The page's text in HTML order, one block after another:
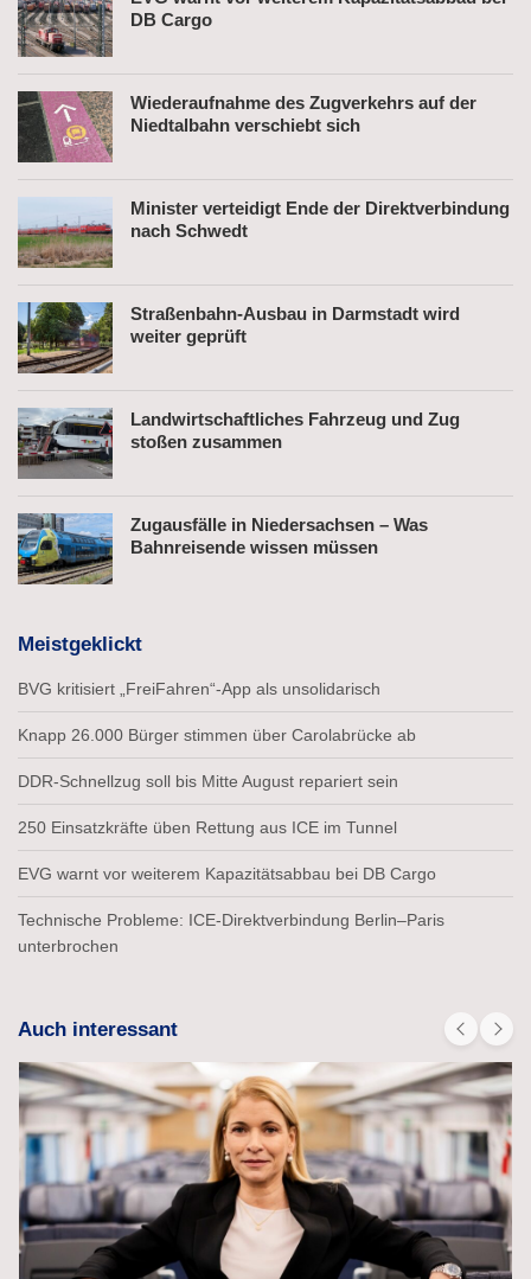
DB Cargo
Wiederaufnahme des Zugverkehrs auf der
Niedtalbahn verschiebt sich
Minister verteidigt Ende der Direktverbindung
nach Schwedt
Straßenbahn-Ausbau in Darmstadt wird
weiter geprüft
Landwirtschaftliches Fahrzeug und Zug
stoßen zusammen
Zugausfälle in Niedersachsen – Was
Bahnreisende wissen müssen
Meistgeklickt
BVG kritisiert „FreiFahren“-App als unsolidarisch
Knapp 26.000 Bürger stimmen über Carolabrücke ab
DDR-Schnellzug soll bis Mitte August repariert sein
250 Einsatzkräfte üben Rettung aus ICE im Tunnel
EVG warnt vor weiterem Kapazitätsabbau bei DB Cargo
Technische Probleme: ICE-Direktverbindung Berlin–Paris
unterbrochen
Auch interessant